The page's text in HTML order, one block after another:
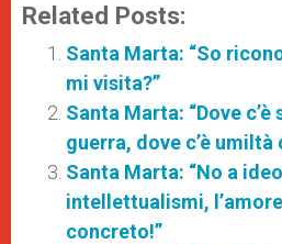
Related Posts:
Santa Marta: “So
mi visita?”
Santa Marta: “Dove c’è
guerra, dove c’è umiltà
Santa Marta: “No a
intellettualismi,
concreto!”